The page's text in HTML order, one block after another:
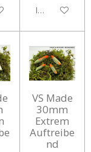
In den
VS Made
30mm
Extrem
Auftreibe
nd